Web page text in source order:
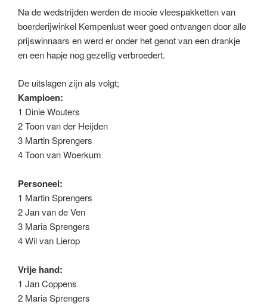
Na de wedstrijden werden de mooie vleespakketten van
boerderijwinkel Kempenlust weer goed ontvangen door alle
prijswinnaars en werd er onder het genot van een drankje
en een hapje nog gezellig verbroedert.
De uitslagen zijn als volgt;
Kampioen:
1 Dinie Wouters
2 Toon van der Heijden
3 Martin Sprengers
4 Toon van Woerkum
Personeel:
1 Martin Sprengers
2 Jan van de Ven
3 Maria Sprengers
4 Wil van Lierop
Vrije hand:
1 Jan Coppens
2 Maria Sprengers